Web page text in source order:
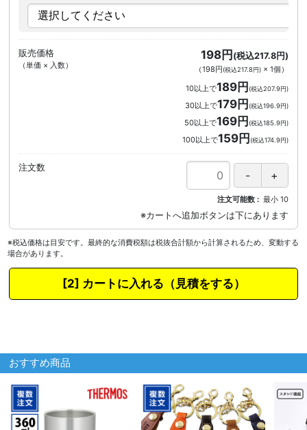
販売価格
（単価 × 入数）
198円(税込217.8円)
（198円(税込217.8円)× 1個 ）
10以上で189円(税込207.9円)
30以上で179円(税込196.9円)
50以上で169円(税込185.9円)
100以上で159円(税込174.9円)
注文数
注文可能数 最小 10
※税込価格は目安です。最終的な消費税額は税抜合計額から計算されるため、変動する
場合があります。
カートに入れる
おすすめ商品